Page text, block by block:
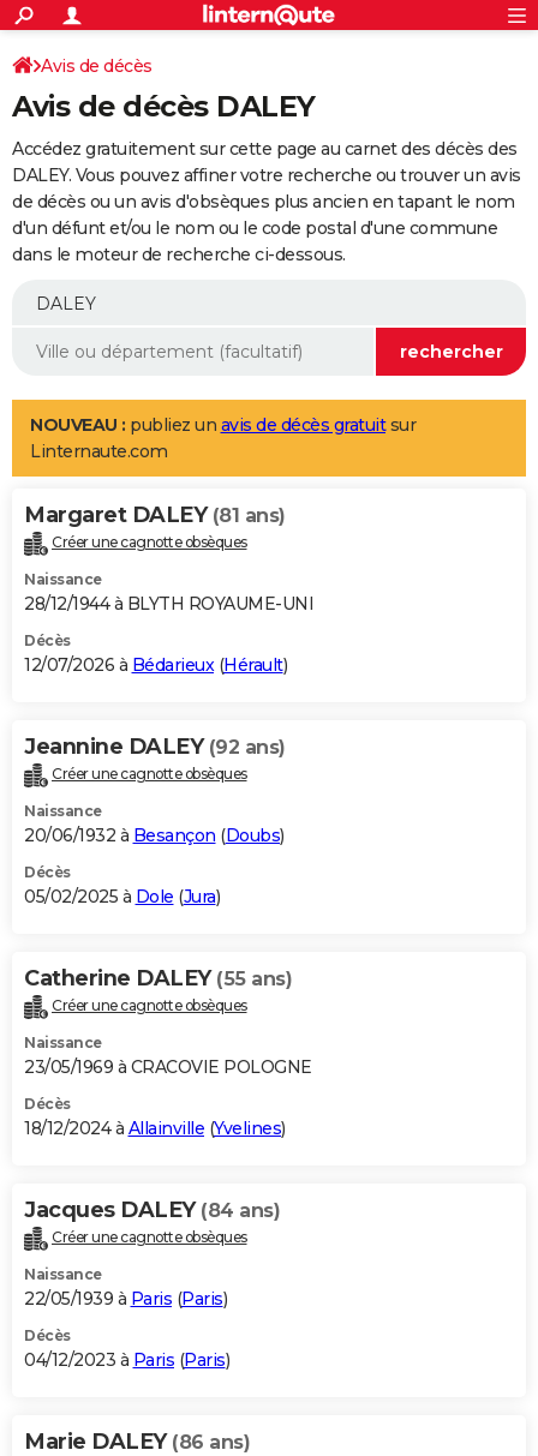
ACTUALITÉS
Politique
Société
Faits Divers
Education
Monde
Villes
+
SPORT
Coupe du monde 2026
Football
Tennis
Cyclisme
Rugby
Forum
Programme TV
TNT
Streaming
Cinéma
Sorties cinéma
Musique
+
FINANCE
Retraite
Impôts
Epargne
Immobilier
Risques naturels par ville
Banque
Assurance
Crédit
AUTO
Essais
Réserver un essai
Citadines
Berlines
SUV
Forum auto
+
Mobiles
Meilleur smartphone
Internet
Ordinateurs
Jeux vidéo
Guide high-tech
Aménagement intérieur
LIFESTYLE
Art de vivre
Bien-être
Loisirs
Mode
Modes de vie
Alimentation
Guide de la santé
Maladies
Médicaments
Sommeil
VOYAGE
Destinations
City break
Voyage nature
Voyage de noces
Forum
Climat
+PHOTO
GUIDES D'ACHAT
BONS PLANS
Carte de Noël
Carte Bonne année
Carte Saint-Valentin
Carte Pâques
Carte d'anniversaire
DICTIONNAIRE
Dictionnaire
Biographies
Citations
Expressions
Proverbes
PROGRAMME TV
S'inscrire
Se connecter
Lycées
Collèges
Primaires
Universités
Entreprises
Service militaire
Avis de recherche
AVIS DE DÉCÈS
Bricolage
Lifestyle
Culture
Sport
Auto
Television
Voyage
Cinema
Avis de décès
Avis de décès DALEY
Accédez gratuitement sur cette page au carnet des décès des
DALEY. Vous pouvez affiner votre recherche ou trouver un avis
de décès ou un avis d'obsèques plus ancien en tapant le nom
d'un défunt et/ou le nom ou le code postal d'une commune
dans le moteur de recherche ci-dessous.
NOUVEAU : publiez un avis de décès gratuitsur
Linternaute.com
Margaret DALEY (81 ans)
Créer une cagnotte obsèques
Naissance
28/12/1944 à BLYTH ROYAUME-UNI
Décès
12/07/2026 à Bédarieux(Hérault)
Jeannine DALEY (92 ans)
Créer une cagnotte obsèques
Naissance
20/06/1932 à Besançon (Doubs)
Décès
05/02/2025 à Dole (Jura)
Catherine DALEY (55 ans)
Créer une cagnotte obsèques
Naissance
23/05/1969 à CRACOVIE POLOGNE
Décès
18/12/2024 à Allainville (Yvelines)
Jacques DALEY (84 ans)
Créer une cagnotte obsèques
Naissance
22/05/1939 à Paris (Paris)
Décès
04/12/2023 à Paris (Paris)
Marie DALEY (86 ans)